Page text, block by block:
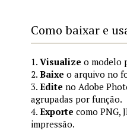
Como baixar e
1. Visualize o modelo
2. Baixe o arquivo no
3. Edite no Adobe
agrupadas por função.
4. Exporte como PNG,
impressão.